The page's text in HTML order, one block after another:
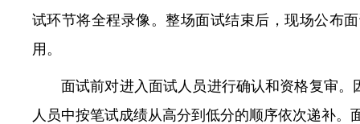
试环节将全程录像。整场面试结束后，现场公布
用。
面试前对进入面试人员进行确认和资格复审
人员中按笔试成绩从高分到低分的顺序依次递补